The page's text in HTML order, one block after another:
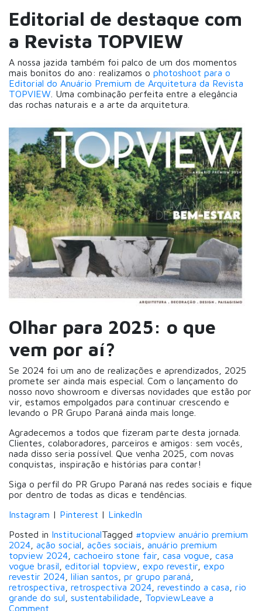
Editorial de destaque com
a Revista TOPVIEW
A nossa jazida também foi palco de um dos momentos
mais bonitos do ano: realizamos o photoshoot para o
Editorial do Anuário Premium de Arquitetura da Revista
TOPVIEW . Uma combinação perfeita entre a elegância
das rochas naturais e a arte da arquitetura.
Olhar para 2025: o que
vem por aí?
Se 2024 foi um ano de realizações e aprendizados, 2025
promete ser ainda mais especial. Com o lançamento do
nosso novo showroom e diversas novidades que estão por
vir, estamos empolgados para continuar crescendo e
levando o PR Grupo Paraná ainda mais longe.
Agradecemos a todos que fizeram parte desta jornada.
Clientes, colaboradores, parceiros e amigos: sem vocês,
nada disso seria possível. Que venha 2025, com novas
conquistas, inspiração e histórias para contar!
Siga o perfil do PR Grupo Paraná nas redes sociais e fique
por dentro de todas as dicas e tendências.
Instagram | Pinterest | LinkedIn
Posted in InstitucionalTagged #topview anuário premium
2024 ação social ações sociais
anuário premium
topview 2024 cachoeiro stone fair casa vogue
casa
vogue brasil
editorial topview expo revestir expo
revestir 2024 lilian santos pr grupo paraná
retrospectiva
retrospectiva 2024 revestindo a casa
rio
grande do sul
sustentabilidade TopviewLeave a
Comment